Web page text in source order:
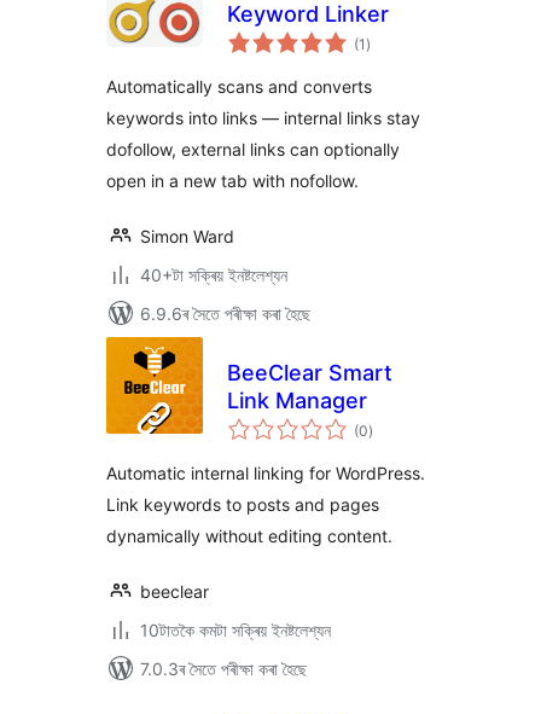
Keyword Linker
(1 টা
মুঠ)
Automatically scans and converts
keywords into links — internal links stay
dofollow, external links can optionally
open in a new tab with nofollow.
Simon Ward
40+টা সক্ৰিয় ইনষ্টলেশ্যন
6.9.6ৰ সৈতে পৰীক্ষা কৰা হৈছে
BeeClear Smart
Link Manager
(0টা
মুঠ)
Automatic internal linking for WordPress.
Link keywords to posts and pages
dynamically without editing content.
beeclear
10টাতকৈ কমটা সক্ৰিয় ইনষ্টলেশ্যন
7.0.3ৰ সৈতে পৰীক্ষা কৰা হৈছে